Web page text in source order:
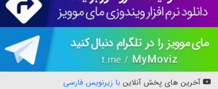
آخرین های پخش آنلاین با زیرنویس فارسی